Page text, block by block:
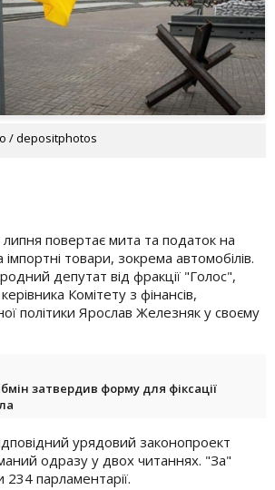
/ depositphotos
повертає мита та податок на
товари, зокрема автомобілів.
депутат від фракції "Голос",
Комітету з фінансів,
політики Ярослав Железняк у своєму
затвердив форму для фіксації
урядовий законопроект
одразу у двох читаннях. "За"
234 парламентарії.